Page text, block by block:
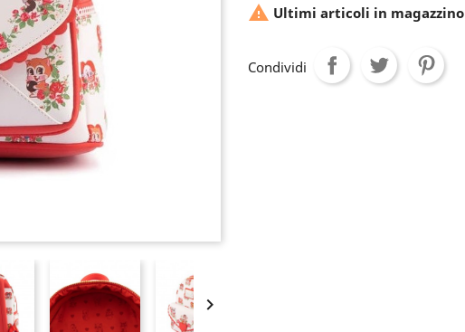

 Ultimi articoli in magazzino
Condividi